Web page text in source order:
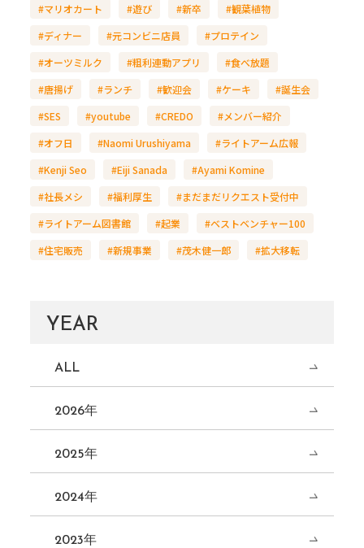
#マリオカート
#遊び #新卒
#観葉植物
#ディナー
#元コンビニ店員
#プロテイン
#オーツミルク
#粗利連動アプリ
#食べ放題
#唐揚げ
#ランチ #歓迎会 #ケーキ
#誕生会
#SES
#youtube #CREDO
#メンバー紹介
#オフ日
#Naomi Urushiyama
#ライトアーム広報
#Kenji Seo
#Eiji Sanada
#Ayami Komine
#社長メシ
#福利厚生
#まだまだリクエスト受付中
#ライトアーム図書館
#起業
#ベストベンチャー100
#住宅販売
#新規事業 #茂木健一郎 #拡大移転
YEAR
ALL
2026年
2025年
2024年
2023年